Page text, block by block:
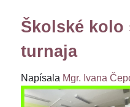
Školské kolo
turnaja
Napísala Mgr. Ivana